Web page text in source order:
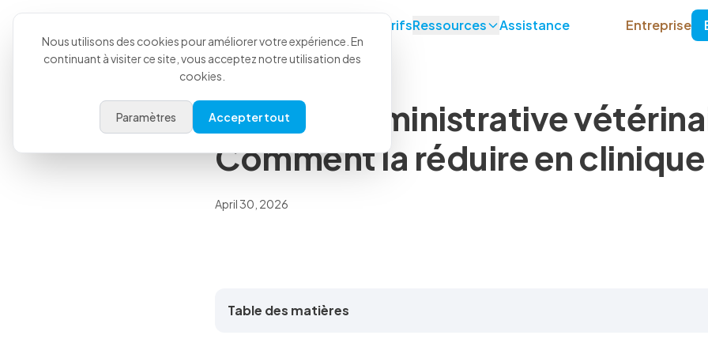
TarifsRessources Assistance Entreprise
Charge administrative
Comment la réduire en clinique
April 30, 2026
Table des matières
Nous utilisons des cookies pour améliorer votre expérience. En
continuant à visiter ce site, vous acceptez notre utilisation des
cookies.
Paramètres Accepter tout